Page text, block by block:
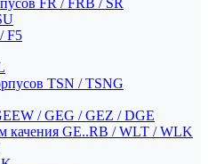
FR / FRB / SR
F5
TSN / TSNG
/ GEG / GEZ / DGE
качения GE..RB / WLT / WLK